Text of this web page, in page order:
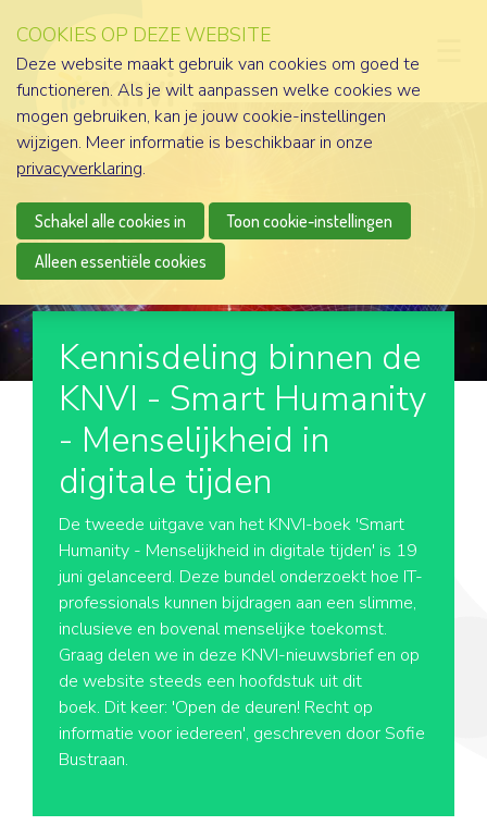
Kennisdeling binnen de
KNVI - Smart Humanity
- Menselijkheid in
digitale tijden
De tweede uitgave van het KNVI-boek 'Smart
Humanity - Menselijkheid in digitale tijden' is 19
juni gelanceerd. Deze bundel onderzoekt hoe IT-
professionals kunnen bijdragen aan een slimme,
inclusieve en bovenal menselijke toekomst.
Graag delen we in deze KNVI-nieuwsbrief en op
de website steeds een hoofdstuk uit dit
boek. Dit keer: 'Open de deuren! Recht op
informatie voor iedereen', geschreven door Sofie
Bustraan.
COOKIES OP DEZE WEBSITE
Deze website maakt gebruik van cookies om goed te
functioneren. Als je wilt aanpassen welke cookies we
mogen gebruiken, kan je jouw cookie-instellingen
wijzigen. Meer informatie is beschikbaar in onze
privacyverklaring.
Schakel alle cookies in
Toon cookie-instellingen
Alleen essentiële cookies